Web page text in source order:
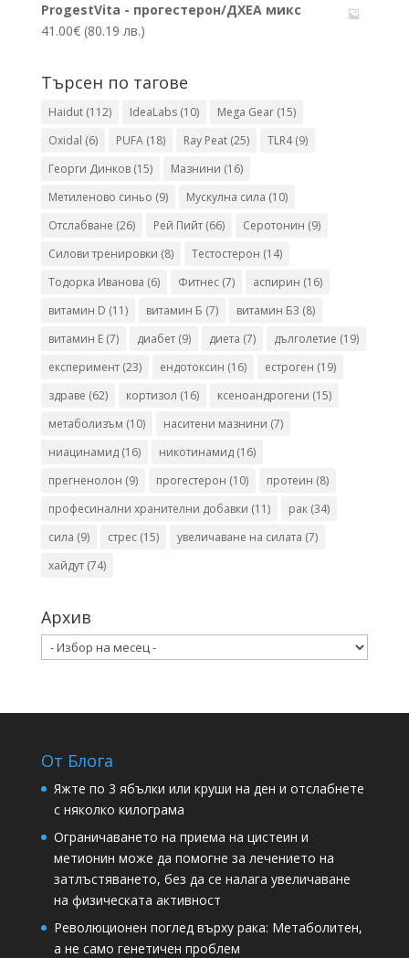
ProgestVita - прогестерон/ДХЕА микс
41.00€ (80.19 лв.)
Търсен по тагове
Haidut(112) IdeaLabs(10) Mega Gear(15)
Oxidal (6) PUFA(18) Ray Peat(25) TLR4(9)
Георги Динков(15) Мазнини (16)
Метиленово синьо (9) Мускулна сила (10)
Отслабване (26) Рей Пийт(66) Серотонин (9)
Силови тренировки (8) Тестостерон (14)
Тодорка Иванова (6) Фитнес(7) аспирин (16)
витамин D (11) витамин Б (7) витамин Б3 (8)
витамин Е(7) диабет(9) диета (7) дълголетие (19)
експеримент(23) ендотоксин (16) естроген (19)
здраве (62) кортизол (16) ксеноандрогени (15)
метаболизъм (10) наситени мазнини (7)
ниацинамид(16) никотинамид(16)
прегненолон (9) прогестерон (10) протеин (8)
професинални хранителни добавки (11) рак(34)
сила (9) стрес(15) увеличаване на силата (7)
хайдут(74)
Архив
Архив
От Блога
Яжте по 3 ябълки или круши на ден и отслабнете
с няколко килограма
Ограничаването на приема на цистеин и
метионин може да помогне за лечението на
затлъстяването, без да се налага увеличаване
на физическата активност
Революционен поглед върху рака: Метаболитен,
а не само генетичен проблем